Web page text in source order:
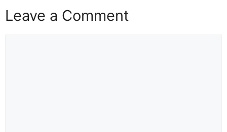
Leave a Comment